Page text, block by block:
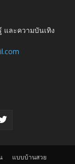
และความบันเทิง
แบบบ้านสวย